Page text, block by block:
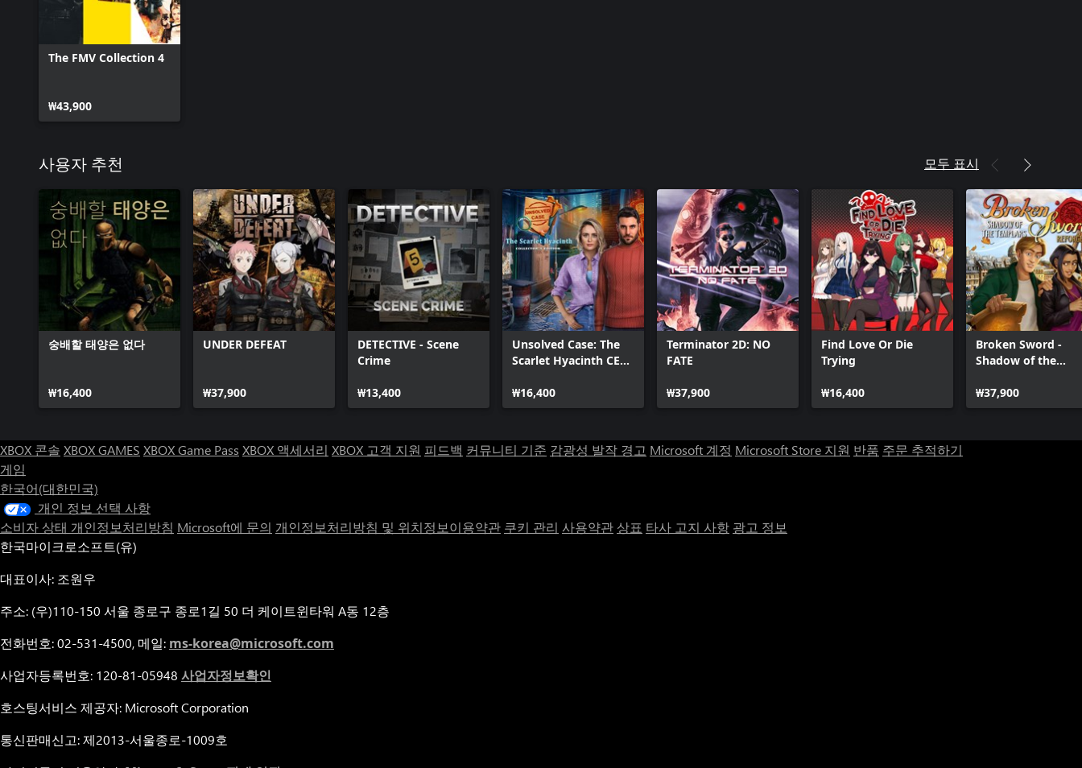
The FMV Collection 4
₩43,900
사용자 추천 모두 표시
숭배할 태양은 없다
₩16,400
UNDER DEFEAT
₩37,900
DETECTIVE - Scene
Crime
₩13,400
Unsolved Case: The
Scarlet Hyacinth CE
₩16,400
Terminator 2D: NO
FATE
₩37,900
Find Love Or Die
Trying
₩16,400
Broken Sword -
Shadow of the
₩37,900
XBOX 콘솔 XBOX GAMES XBOX Game Pass XBOX 액세서리 XBOX 고객 지원 피드백 커뮤니티 기준 감광성 발작 경고 Microsoft 계정 Microsoft Store 지원 반품 주문 추적하기
게임
한국어(대한민국)
개인 정보 선택 사항
소비자 상태 개인정보처리방침 Microsoft에 문의 개인정보처리방침 및 위치정보이용약관 쿠키 관리 사용약관 상표 타사 고지 사항 광고 정보
한국마이크로소프트(유)
대표이사: 조원우
주소: (우)110-150 서울 종로구 종로1길 50 더 케이트윈타워 A동 12층
전화번호: 02-531-4500, 메일: ms-korea@microsoft.com
사업자등록번호: 120-81-05948 사업자정보확인
호스팅서비스 제공자: Microsoft Corporation
통신판매신고: 제2013-서울종로-1009호